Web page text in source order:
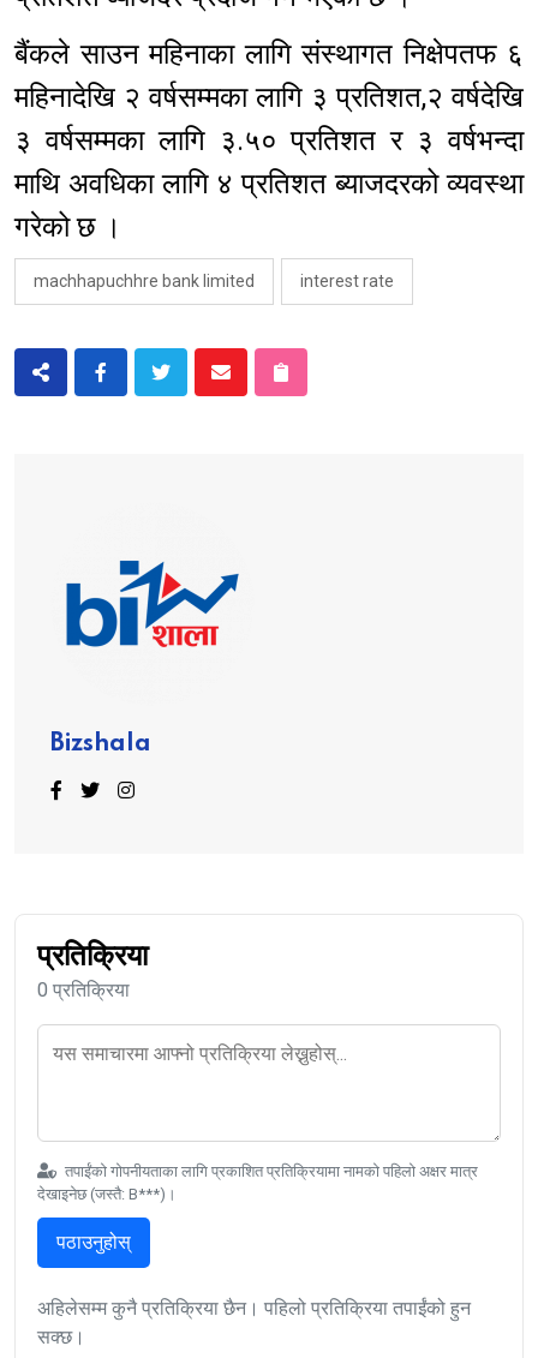
बैंकले साउन महिनाका लागि संस्थागत निक्षेपतफ ६
महिनादेखि २ वर्षसम्मका लागि ३ प्रतिशत,२ वर्षदेखि
३ वर्षसम्मका लागि ३.५० प्रतिशत र ३ वर्षभन्दा
माथि अवधिका लागि ४ प्रतिशत ब्याजदरको व्यवस्था
गरेको छ ।
machhapuchhre bank limited interest rate
Bizshala
प्रतिक्रिया
0 प्रतिक्रिया
तपाईंको गोपनीयताका लागि प्रकाशित प्रतिक्रियामा नामको पहिलो अक्षर मात्र
देखाइनेछ (जस्तै: B***)।
पठाउनुहोस्
अहिलेसम्म कुनै प्रतिक्रिया छैन। पहिलो प्रतिक्रिया तपाईंको हुन
सक्छ।